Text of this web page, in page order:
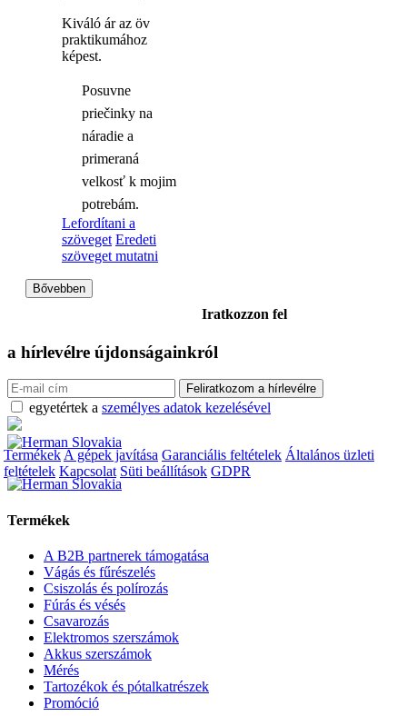
Kiváló ár az öv
praktikumához
képest.
Posuvne
priečinky na
náradie a
primeraná
velkosť k mojim
potrebám.
Lefordítani a
szöveget Eredeti
szöveget mutatni
Bővebben
Iratkozzon fel
a hírlevélre újdonságainkról
egyetértek a személyes adatok kezelésével
Termékek A gépek javítása Garanciális feltételek Általános üzleti
feltételek Kapcsolat Süti beállítások GDPR
Termékek
A B2B partnerek támogatása
Vágás és fűrészelés
Csiszolás és polírozás
Fúrás és vésés
Csavarozás
Elektromos szerszámok
Akkus szerszámok
Mérés
Tartozékok és pótalkatrészek
Promóció